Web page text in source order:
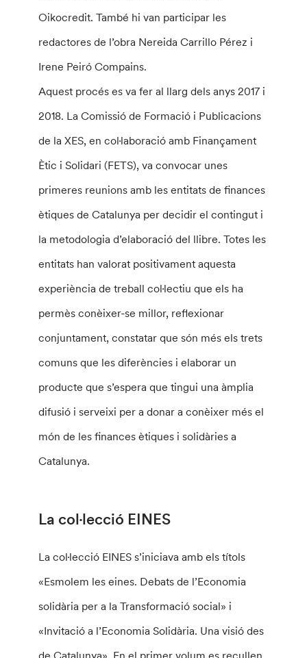
Oikocredit. També hi van participar les
redactores de l’obra Nereida Carrillo Pérez i
Irene Peiró Compains.
Aquest procés es va fer al llarg dels anys 2017 i
2018. La Comissió de Formació i Publicacions
de la XES, en col·laboració amb Finançament
Ètic i Solidari (FETS), va convocar unes
primeres reunions amb les entitats de finances
ètiques de Catalunya per decidir el contingut i
la metodologia d’elaboració del llibre. Totes les
entitats han valorat positivament aquesta
experiència de treball col·lectiu que els ha
permès conèixer-se millor, reflexionar
conjuntament, constatar que són més els trets
comuns que les diferències i elaborar un
producte que s’espera que tingui una àmplia
difusió i serveixi per a donar a conèixer més el
món de les finances ètiques i solidàries a
Catalunya.
La col·lecció EINES
La col·lecció EINES s’iniciava amb els títols
«Esmolem les eines. Debats de l’Economia
solidària per a la Transformació social» i
«Invitació a l’Economia Solidària. Una visió des
de Catalunya». En el primer volum es recullen